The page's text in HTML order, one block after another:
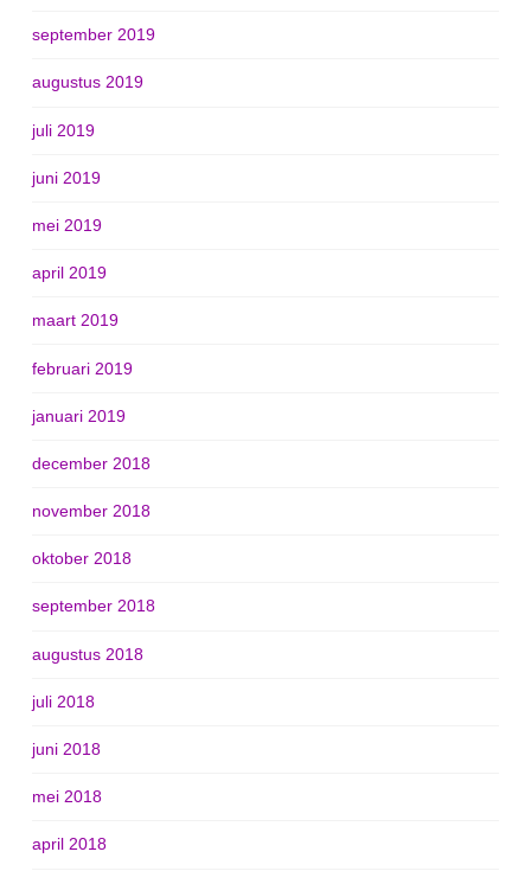
september 2019
augustus 2019
juli 2019
juni 2019
mei 2019
april 2019
maart 2019
februari 2019
januari 2019
december 2018
november 2018
oktober 2018
september 2018
augustus 2018
juli 2018
juni 2018
mei 2018
april 2018